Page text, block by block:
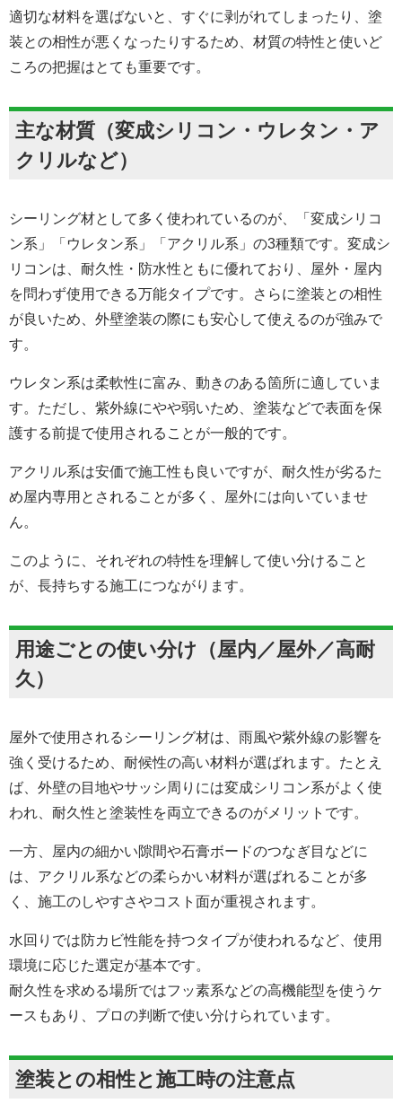
適切な材料を選ばないと、すぐに剥がれてしまったり、塗
装との相性が悪くなったりするため、材質の特性と使いど
ころの把握はとても重要です。
主な材質（変成シリコン・ウレタン・ア
クリルなど）
シーリング材として多く使われているのが、「変成シリコ
ン系」「ウレタン系」「アクリル系」の3種類です。変成シ
リコンは、耐久性・防水性ともに優れており、屋外・屋内
を問わず使用できる万能タイプです。さらに塗装との相性
が良いため、外壁塗装の際にも安心して使えるのが強みで
す。
ウレタン系は柔軟性に富み、動きのある箇所に適していま
す。ただし、紫外線にやや弱いため、塗装などで表面を保
護する前提で使用されることが一般的です。
アクリル系は安価で施工性も良いですが、耐久性が劣るた
め屋内専用とされることが多く、屋外には向いていませ
ん。
このように、それぞれの特性を理解して使い分けること
が、長持ちする施工につながります。
用途ごとの使い分け（屋内／屋外／高耐
久）
屋外で使用されるシーリング材は、雨風や紫外線の影響を
強く受けるため、耐候性の高い材料が選ばれます。たとえ
ば、外壁の目地やサッシ周りには変成シリコン系がよく使
われ、耐久性と塗装性を両立できるのがメリットです。
一方、屋内の細かい隙間や石膏ボードのつなぎ目などに
は、アクリル系などの柔らかい材料が選ばれることが多
く、施工のしやすさやコスト面が重視されます。
水回りでは防カビ性能を持つタイプが使われるなど、使用
環境に応じた選定が基本です。
耐久性を求める場所ではフッ素系などの高機能型を使うケ
ースもあり、プロの判断で使い分けられています。
塗装との相性と施工時の注意点